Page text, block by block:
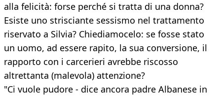
alla felicità: forse perché si tratta di una donna?
Esiste uno strisciante sessismo nel trattamento
riservato a Silvia? Chiediamocelo: se fosse stato
un uomo, ad essere rapito, la sua conversione, il
rapporto con i carcerieri avrebbe riscosso
altrettanta (malevola) attenzione?
"Ci vuole pudore - dice ancora padre Albanese in